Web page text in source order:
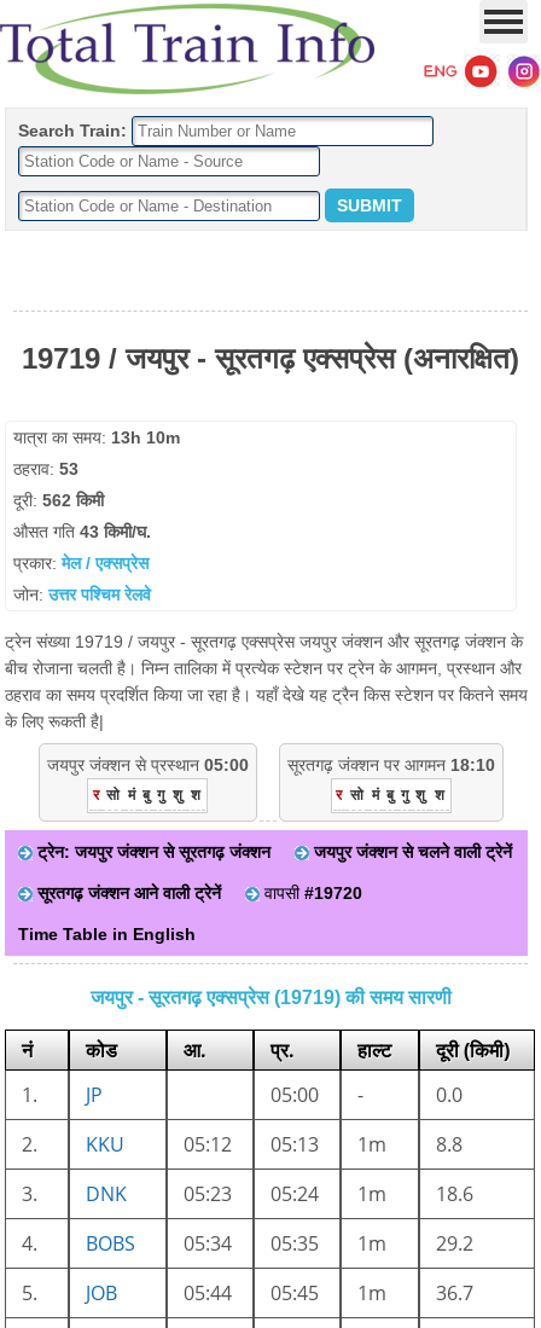
Search Train:
19719 / जयपुर - सूरतगढ़ एक्सप्रेस (अनारक्षित)
यात्रा का समय: 13h 10m
ठहराव:53
दूरी:562 किमी
औसत गति43 किमी/घ.
प्रकार:मेल / एक्सप्रेस
जोन:उत्तर पश्चिम रेलवे
ट्रेन संख्या 19719 / जयपुर - सूरतगढ़ एक्सप्रेस जयपुर जंक्शन और सूरतगढ़ जंक्शन के
बीच रोजाना चलती है। निम्न तालिका में प्रत्येक स्टेशन पर ट्रेन के आगमन, प्रस्थान और
ठहराव का समय प्रदर्शित किया जा रहा है। यहाँ देखे यह ट्रैन किस स्टेशन पर कितने समय
के लिए रूकती है|
जयपुर जंक्शन से प्रस्थान 05:00
र सो मं बु गु शु श
सूरतगढ़ जंक्शन पर आगमन 18:10
र सो मं बु गु शु श
ट्रेन: जयपुर जंक्शन से सूरतगढ़ जंक्शन जयपुर जंक्शन से चलने वाली ट्रेनें
सूरतगढ़ जंक्शन आने वाली ट्रेनें वापसी#19720
Time Table in English
जयपुर - सूरतगढ़ एक्सप्रेस (19719) की समय सारणी
नं कोड आ. प्र. हाल्ट
दूरी (किमी)
1.
JP 05:00 -
0.0
2.
KKU 05:12 05:13 1m
8.8
3.
DNK 05:23 05:24 1m
18.6
4.
BOBS 05:34 05:35 1m
29.2
5.
JOB 05:44 05:45 1m
36.7